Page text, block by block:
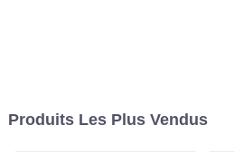
Produits Les Plus Vendus